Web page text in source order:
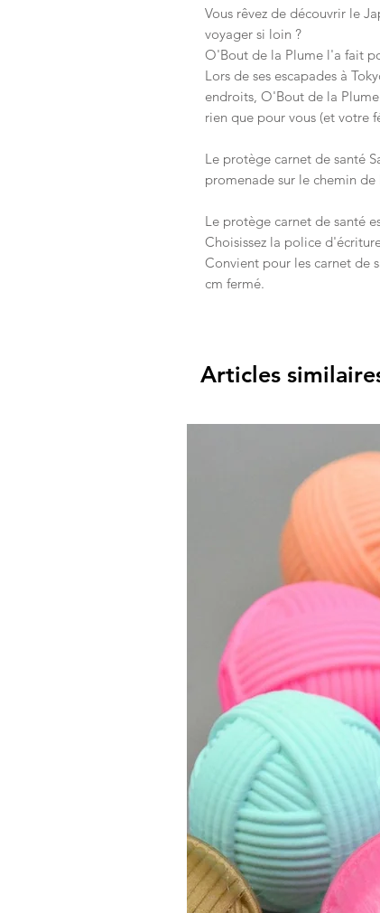
Vous rêvez de découvrir le
voyager si loin ?
O'Bout de la Plume l'a fait
Lors de ses escapades à
endroits, O'Bout de la
rien que pour vous (et votre
Le protège carnet de santé
promenade sur le chemin
Le protège carnet de santé
Choisissez la police
Convient pour les carnet de
cm fermé.
Articles